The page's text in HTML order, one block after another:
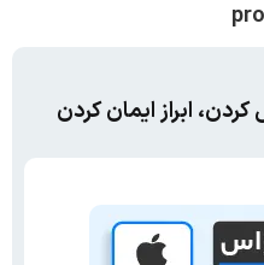
ابراز ایمان کردن